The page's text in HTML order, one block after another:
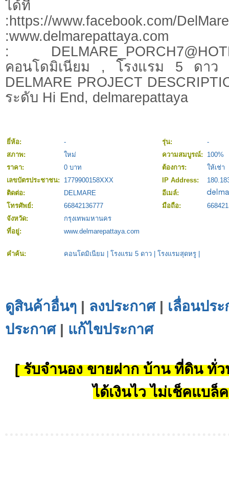
ได้ที่
:https://www.facebook.com/
:
คอนโดมิเนียม , โรงแรม 5 ดาว
DELMARE PROJECT
ระดับ Hi End, delmarepattaya
ยี่ห้อ: - รุ่น:
-
สภาพ:
ใหม่ ความสมบูรณ์:
100%
ราคา:
0 บาท ต้องการ:
ให้เช่า
เลขบัตรประชาชน:
1779900158XXX IP Address:
ติดต่อ:
DELMARE
อีเมล์:
โทรศัพย์:
66842136777 มือถือ:
จังหวัด:
กรุงเทพมหานคร
ที่อยู่:
www.delmarepattaya.com
คำค้น: คอนโดมิเนียม โรงแรม 5 ดาว โรงแรมสุดหรู
ดูสินค้าอื่นๆ | ลงประกาศ| เลื่อนปร
ประกาศ| แก้ไขประกาศ
[ รับจำนอง ขายฝาก บ้าน ที่ดิน ทั่ว
ได้เงินไว ไม่เช็คแบล็